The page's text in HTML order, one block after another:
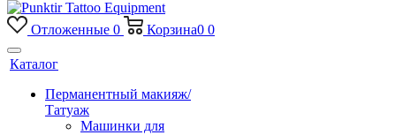
Отложенные 0 Корзина0 0
Каталог
Перманентный макияж/
Татуаж
Машинки для